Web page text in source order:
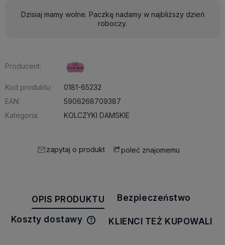
Dzisiaj mamy wolne. Paczkę nadamy w najbliższy dzień
roboczy.
Producent:
Kod produktu:
0181-65232
EAN:
5906268709387
Kategoria:
KOLCZYKI DAMSKIE
zapytaj o produkt poleć znajomemu
OPIS PRODUKTU Bezpieczeństwo
Koszty dostawy
Cena nie zawiera ewentualnych
KLIENCI TEŻ KUPOWALI